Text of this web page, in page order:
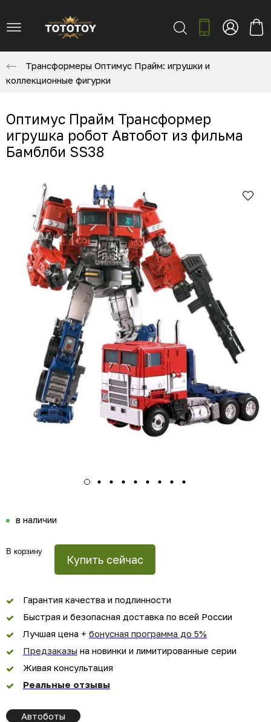
Трансформеры Оптимус Прайм: игрушки и
коллекционные фигурки
Оптимус Прайм Трансформер
игрушка робот Автобот из фильма
Бамблби SS38
в наличии
В корзину
Купить сейчас
Гарантия качества и подлинности
Быстрая и безопасная доставка по всей России
Лучшая цена + бонусная программа до 5%
Предзаказы на новинки и лимитированные серии
Живая консультация
Реальные отзывы
Автоботы